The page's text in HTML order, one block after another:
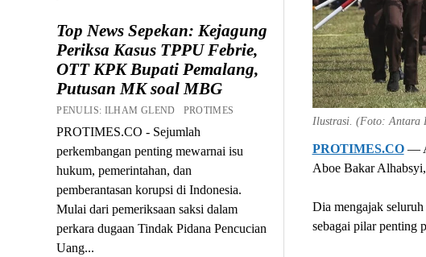
Top News Sepekan: Kejagung
Periksa Kasus TPPU Febrie,
OTT KPK Bupati Pemalang,
Putusan MK soal MBG
PENULIS: ILHAM GLEND PROTIMES
PROTIMES.CO - Sejumlah
perkembangan penting mewarnai isu
hukum, pemerintahan, dan
pemberantasan korupsi di Indonesia.
Mulai dari pemeriksaan saksi dalam
perkara dugaan Tindak Pidana Pencucian
Uang...
Ilustrasi. (Foto: Antara
PROTIMES.CO—
Aboe Bakar
Dia mengajak
sebagai pilar penting